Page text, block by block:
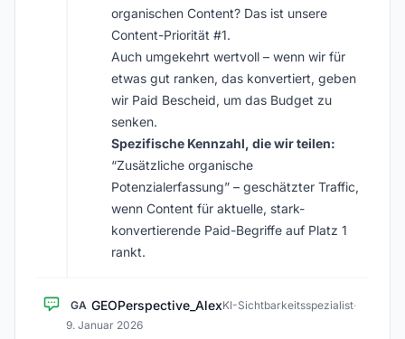
organischen Content? Das ist unsere
Content-Priorität #1.
Auch umgekehrt wertvoll – wenn wir für
etwas gut ranken, das konvertiert, geben
wir Paid Bescheid, um das Budget zu
senken.
Spezifische Kennzahl, die wir teilen:
“Zusätzliche organische
Potenzialerfassung” – geschätzter Traffic,
wenn Content für aktuelle, stark-
konvertierende Paid-Begriffe auf Platz 1
rankt.
GA GEOPerspective_AlexKI-Sichtbarkeitsspezialist·
9. Januar 2026